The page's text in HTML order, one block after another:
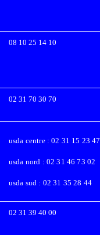
08 10 25 14 10
02 31 70 30 70
usda centre : 02 31 15 23 47
usda nord : 02 31 46 73 02
usda sud : 02 31 35 28 44
02 31 39 40 00